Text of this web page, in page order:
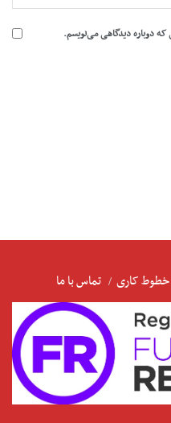
که دوباره دیدگاهی می‌نویسم.
کاری تماس با ما